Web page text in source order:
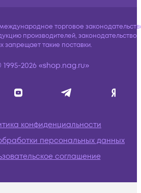
торговое
производителей, законодательство
запрещает такие поставки.
1995-2026 «shop.nag.ru»
конфиденциальности
персональных данных
соглашение